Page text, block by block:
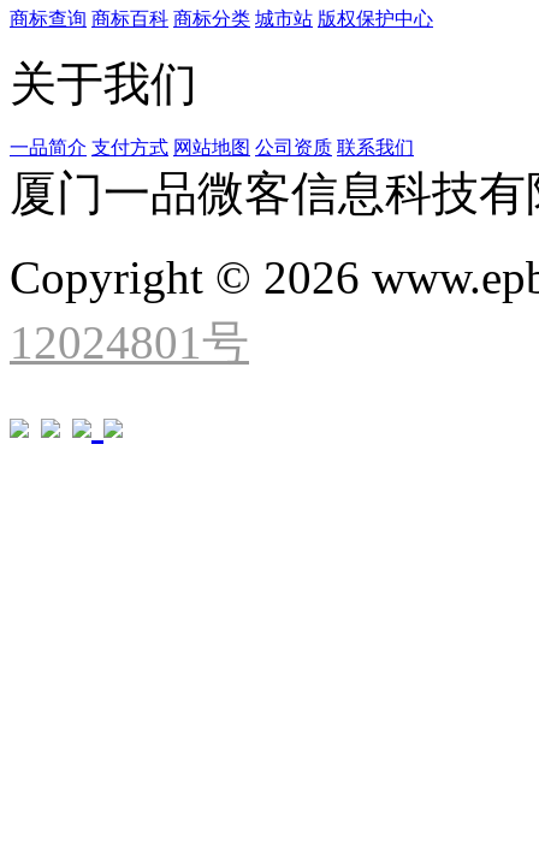
商标查询 商标百科 商标分类 城市站 版权保护中心
关于我们
一品简介 支付方式 网站地图 公司资质 联系我们
厦门一品微客信息科技
Copyright © 2026
12024801号